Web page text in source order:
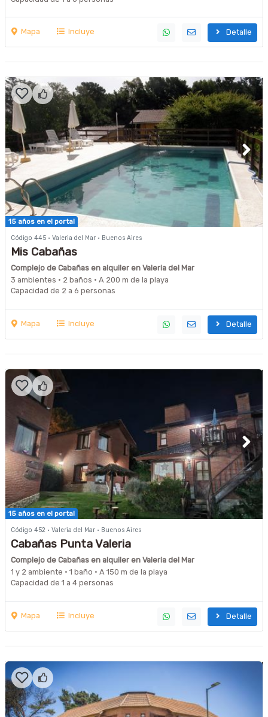
Mapa Incluye Detalle
15 años en el portal
Código 445 · Valeria del Mar · Buenos Aires
Mis Cabañas
Complejo de Cabañas en alquiler en Valeria del Mar
3 ambientes · 2 baños · A 200 m de la playa
Capacidad de 2 a 6 personas
Mapa Incluye Detalle
15 años en el portal
Código 452 · Valeria del Mar · Buenos Aires
Cabañas Punta Valeria
Complejo de Cabañas en alquiler en Valeria del Mar
1 y 2 ambiente · 1 baño · A 150 m de la playa
Capacidad de 1 a 4 personas
Mapa Incluye Detalle